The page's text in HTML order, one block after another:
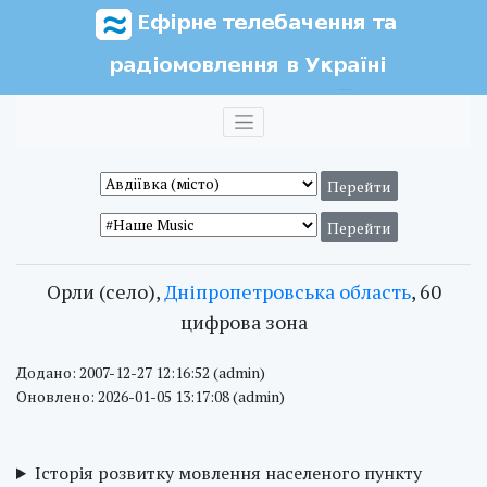
Орли (село),Дніпропетровська область, 60
цифрова зона
Додано: 2007-12-27 12:16:52 (admin)
Оновлено: 2026-01-05 13:17:08 (admin)
Історія розвитку мовлення населеного пункту